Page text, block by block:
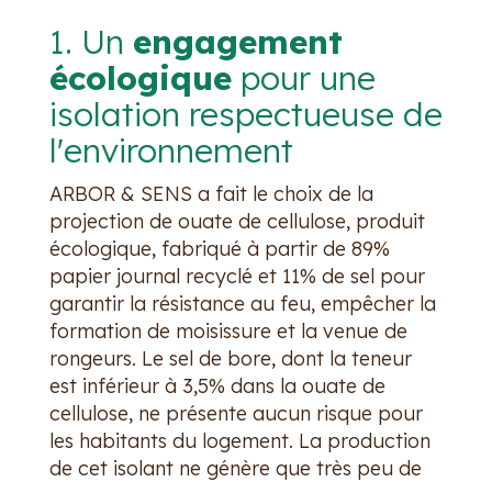
1. Un engagement
écologiquepour une
isolation respectueuse de
l'environnement
ARBOR & SENS a fait le choix de la
projection de ouate de cellulose, produit
écologique, fabriqué à partir de 89%
papier journal recyclé et 11% de sel pour
garantir la résistance au feu, empêcher la
formation de moisissure et la venue de
rongeurs. Le sel de bore, dont la teneur
est inférieur à 3,5% dans la ouate de
cellulose, ne présente aucun risque pour
les habitants du logement. La production
de cet isolant ne génère que très peu de